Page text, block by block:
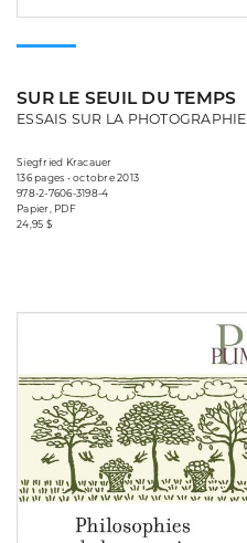
SUR LE SEUIL DU TEMPS
ESSAIS SUR LA PHOTOGRAPHIE
Siegfried Kracauer
136 pages • octobre 2013
978-2-7606-3198-4
Papier, PDF
24,95 $